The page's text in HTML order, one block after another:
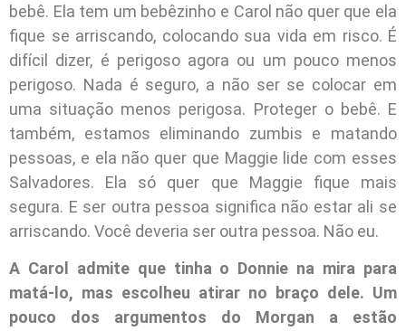
bebê. Ela tem um bebêzinho e Carol não quer que ela
fique se arriscando, colocando sua vida em risco. É
difícil dizer, é perigoso agora ou um pouco menos
perigoso. Nada é seguro, a não ser se colocar em
uma situação menos perigosa. Proteger o bebê. E
também, estamos eliminando zumbis e matando
pessoas, e ela não quer que Maggie lide com esses
Salvadores. Ela só quer que Maggie fique mais
segura. E ser outra pessoa significa não estar ali se
arriscando. Você deveria ser outra pessoa. Não eu.
A Carol admite que tinha o Donnie na mira para
matá-lo, mas escolheu atirar no braço dele. Um
pouco dos argumentos do Morgan a estão